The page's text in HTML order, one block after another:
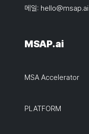
메일: hello@msap.ai
MSAP.ai
MSA Accelerator
PLATFORM